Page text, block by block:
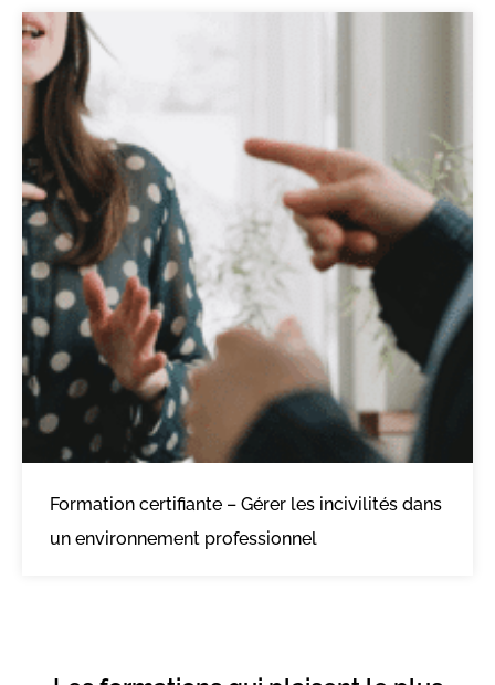
Formation certifiante – Gérer les incivilités dans
un environnement professionnel